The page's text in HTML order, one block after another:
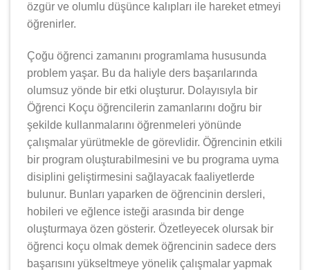
özgür ve olumlu düşünce kalıpları ile hareket etmeyi
öğrenirler.
Çoğu öğrenci zamanını programlama hususunda
problem yaşar. Bu da haliyle ders başarılarında
olumsuz yönde bir etki oluşturur. Dolayısıyla bir
Öğrenci Koçu öğrencilerin zamanlarını doğru bir
şekilde kullanmalarını öğrenmeleri yönünde
çalışmalar yürütmekle de görevlidir. Öğrencinin etkili
bir program oluşturabilmesini ve bu programa uyma
disiplini geliştirmesini sağlayacak faaliyetlerde
bulunur. Bunları yaparken de öğrencinin dersleri,
hobileri ve eğlence isteği arasında bir denge
oluşturmaya özen gösterir. Özetleyecek olursak bir
öğrenci koçu olmak demek öğrencinin sadece ders
başarısını yükseltmeye yönelik çalışmalar yapmak